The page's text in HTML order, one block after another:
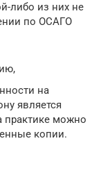
либо из них не
по ОСАГО
на
является
практике можно
копии.